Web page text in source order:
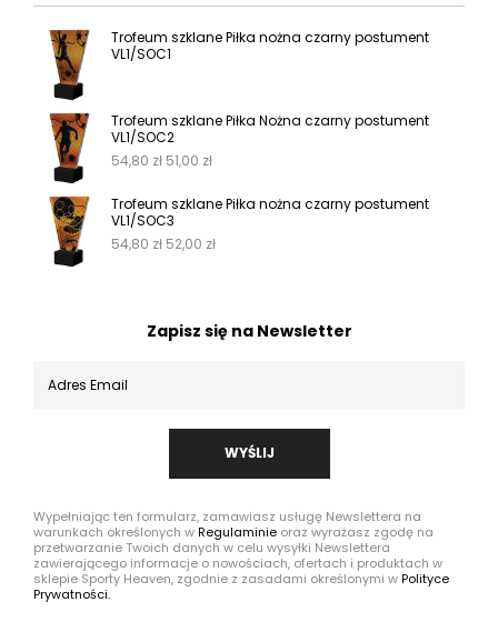
Trofeum szklane Piłka nożna czarny postument
VL1/SOC1
Trofeum szklane Piłka Nożna czarny postument
VL1/SOC2
54,80 zł 51,00 zł
Trofeum szklane Piłka nożna czarny postument
VL1/SOC3
54,80 zł 52,00 zł
Zapisz się na Newsletter
WYŚLIJ
Wypełniając ten formularz, zamawiasz usługę Newslettera na
warunkach określonych wRegulaminie oraz wyrażasz zgodę na
przetwarzanie Twoich danych w celu wysyłki Newslettera
zawierającego informacje o nowościach, ofertach i produktach w
sklepie Sporty Heaven, zgodnie z zasadami określonymi wPolityce
Prywatności.